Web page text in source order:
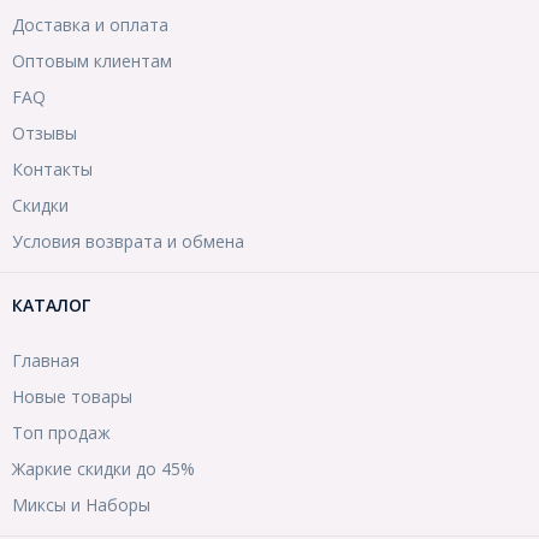
Доставка и оплата
Оптовым клиентам
FAQ
Отзывы
Контакты
Скидки
Условия возврата и обмена
КАТАЛОГ
Главная
Новые товары
Топ продаж
Жаркие скидки до 45%
Миксы и Наборы